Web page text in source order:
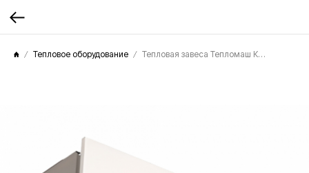
Тепловое оборудование Тепловая завеса Тепломаш КЭВ-9П3081E